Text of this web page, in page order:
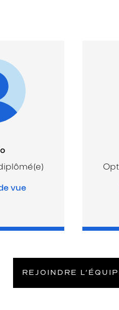
vue
REJOINDRE